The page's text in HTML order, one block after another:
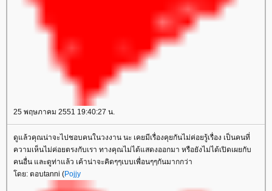
25 พฤษภาคม 2551 19:40:27 น.
ดูแล้วคุณน่าจะไปชอบคนในวงงาน นะ เคยมีเรื่องคุยกันไม่ค่อยรู้เรื่อง เป็นคนที่
ความเห็นไม่ค่อยตรงกับเรา ทางคุณไม่ได้แสดงออกมา หรือยังไม่ได้เปิดเผยกับ
คนอื่น และดูท่าแล้ว เค้าน่าจะคิดๆๆเบบเพื่อนๆๆกันมากกว่า
ดย: ตอบtanni (Pojjy